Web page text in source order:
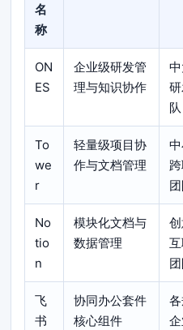
名
称
ON
ES
企业级研发管
理与知识协作
队
To
we
r
轻量级项目协
作与文档管理
No
tio
n
模块化文档与
数据管理
飞
书
协同办公套件
核心组件